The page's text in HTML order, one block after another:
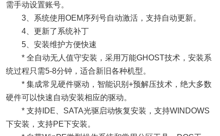
需手动设置账号。
3、系统使用OEM序列号自动激活，支持自动更新。
4、更新了系统补丁
5、安装维护方便快速
* 全自动无人值守安装，采用万能GHOST技术，安装系
统过程只需5-8分钟，适合新旧各种机型。
* 集成常见硬件驱动，智能识别+预解压技术，绝大多数
硬件可以快速自动安装相应的驱动。
* 支持IDE、SATA光驱启动恢复安装，支持WINDOWS
下安装，支持PE下安装。